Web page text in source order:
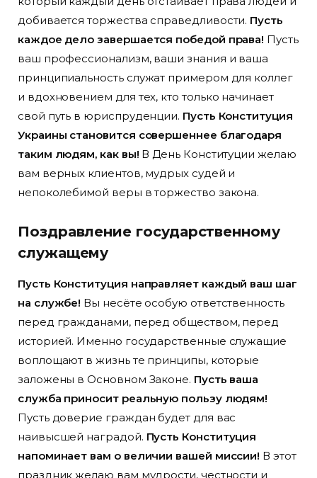
добивается торжества справедливости. Пусть
каждое дело завершается победой права! Пусть
ваш профессионализм, ваши знания и ваша
принципиальность служат примером для коллег
и вдохновением для тех, кто только начинает
свой путь в юриспруденции. Пусть Конституция
Украины становится совершеннее благодаря
таким людям, как вы! В День Конституции желаю
вам верных клиентов, мудрых судей и
непоколебимой веры в торжество закона.
Поздравление государственному
служащему
Пусть Конституция направляет каждый ваш шаг
на службе! Вы несёте особую ответственность
перед гражданами, перед обществом, перед
историей. Именно государственные служащие
воплощают в жизнь те принципы, которые
заложены в Основном Законе. Пусть ваша
служба приносит реальную пользу людям!
Пусть доверие граждан будет для вас
наивысшей наградой. Пусть Конституция
напоминает вам о величии вашей миссии! В этот
праздник желаю вам мудрости, честности и